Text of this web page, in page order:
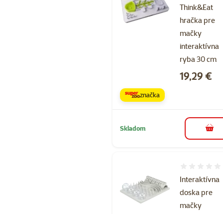
Think&Eat
hračka pre
mačky
interaktívna
ryba 30 cm
Cena
19,29 €
značka
Skladom do
Interaktívna
doska pre
mačky